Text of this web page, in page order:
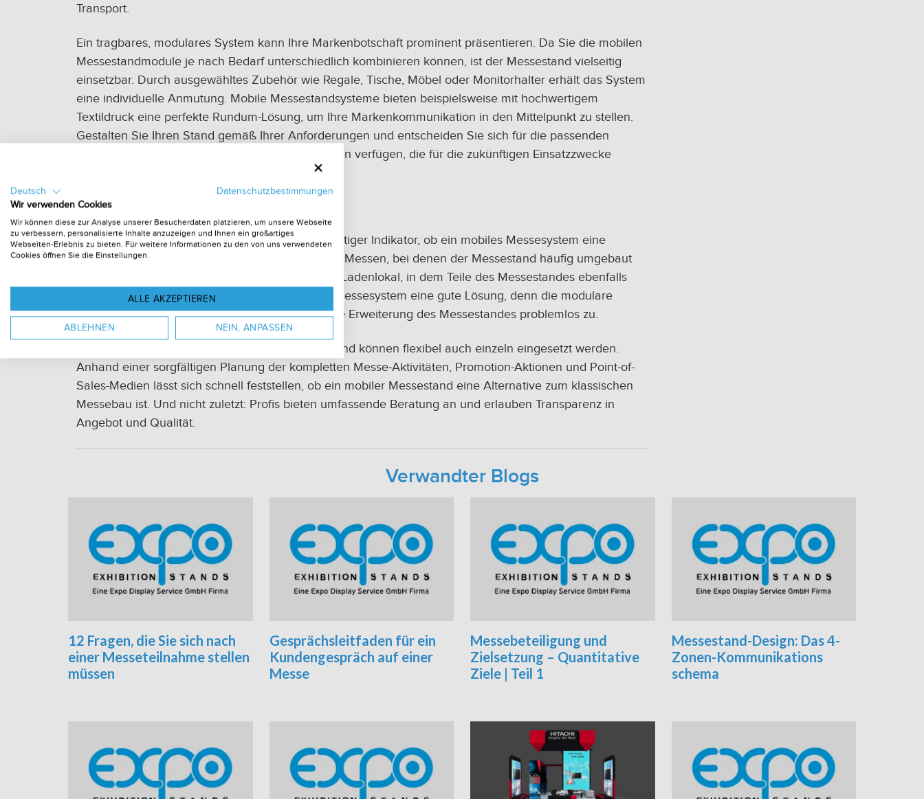
Transport.
Ein tragbares, modulares System kann Ihre Markenbotschaft prominent präsentieren. Da Sie die mobilen
Messestandmodule je nach Bedarf unterschiedlich kombinieren können, ist der Messestand vielseitig
einsetzbar. Durch ausgewähltes Zubehör wie Regale, Tische, Möbel oder Monitorhalter erhält das System
eine individuelle Anmutung. Mobile Messestandsysteme bieten beispielsweise mit hochwertigem
Textildruck eine perfekte Rundum-Lösung, um Ihre Markenkommunikation in den Mittelpunkt zu stellen.
Gestalten Sie Ihren Stand gemäß Ihrer Anforderungen und entscheiden Sie sich für die passenden
Module, die über die notwendigen Funktionalitäten verfügen, die für die zukünftigen Einsatzzwecke
Hohe Flexibilität
Der Einsatzplan für einenMessestandist ein wichtiger Indikator, ob ein mobiles Messesystem eine
sinnvolle Lösung sein kann. Beteiligt man sich an Messen, bei denen der Messestand häufig umgebaut
werden muss? Oder existiert möglicherweise ein Ladenlokal, in dem Teile des Messestandes ebenfalls
verwendet werden sollen? Dann ist ein mobiles Messesystem eine gute Lösung, denn die modulare
Bauweise lässt einen einfachen Umbau oder eine Erweiterung des Messestandes problemlos zu.
Die einzelnen Teile sind leicht zu transportieren und können flexibel auch einzeln eingesetzt werden.
Anhand einer sorgfältigen Planung der kompletten Messe-Aktivitäten, Promotion-Aktionen und Point-of-
Sales-Medien lässt sich schnell feststellen, ob ein mobiler Messestand eine Alternative zum klassischen
Messebau ist. Und nicht zuletzt: Profis bieten umfassende Beratung an und erlauben Transparenz in
Angebot und Qualität.
Verwandter Blogs
12 Fragen, die Sie sich nach
einer Messeteilnahme stellen
müssen
Gesprächsleitfaden für ein
Kundengespräch auf einer
Messe
Messebeteiligung und
Zielsetzung – Quantitative
Ziele | Teil 1
Messestand-Design: Das 4-
Zonen-Kommunikations
schema
Deutsch
Datenschutzbestimmungen
Wir verwenden Cookies
Wir können diese zur Analyse unserer Besucherdaten platzieren, um unsere Webseite
zu verbessern, personalisierte Inhalte anzuzeigen und Ihnen ein großartiges
Webseiten-Erlebnis zu bieten. Für weitere Informationen zu den von uns verwendeten
Cookies öffnen Sie die Einstellungen.
ALLE AKZEPTIEREN
ABLEHNEN NEIN, ANPASSEN